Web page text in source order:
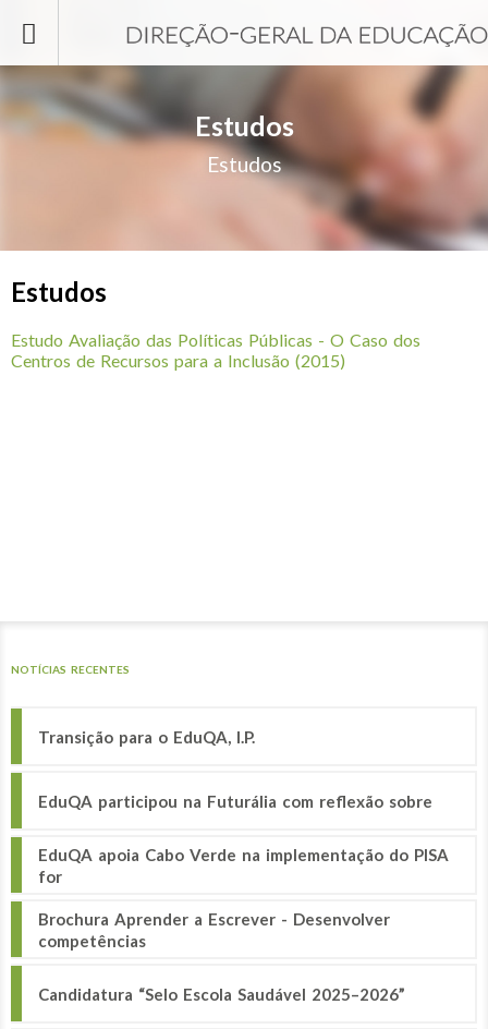
Estudos
Estudos
Estudos
Estudo Avaliação das Políticas Públicas - O Caso dos
Centros de Recursos para a Inclusão (2015)
NOTÍCIAS RECENTES
Transição para o EduQA, I.P.
EduQA participou na Futurália com reflexão sobre
EduQA apoia Cabo Verde na implementação do PISA
for
Brochura Aprender a Escrever - Desenvolver
competências
Candidatura “Selo Escola Saudável 2025–2026”